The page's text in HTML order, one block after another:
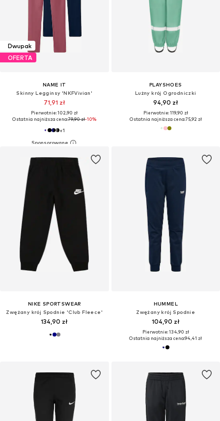
Dwupak
OFERTA
NAME IT
Skinny Legginsy 'NKFVivian'
71,91 zł
Pierwotnie: 102,90 zł
Ostatnia najniższa cena:79,90 zł-10%
+1
PLAYSHOES
Lużny krój Ogrodniczki
94,90 zł
Pierwotnie: 119,90 zł
Ostatnia najniższa cena:75,92 zł
NIKE SPORTSWEAR
Zwężany krój Spodnie 'Club Fleece'
134,90 zł
HUMMEL
Zwężany krój Spodnie
104,90 zł
Pierwotnie: 134,90 zł
Ostatnia najniższa cena:94,41 zł